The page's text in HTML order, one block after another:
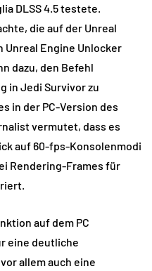
DLSS 4.5 testete.
die auf der Unreal
Engine Unlocker
dazu, den Befehl
in Jedi Survivor zu
in der PC-Version des
vermutet, dass es
auf 60-fps-Konsolenmodi
Rendering-Frames für
auf dem PC
eine deutliche
allem auch eine